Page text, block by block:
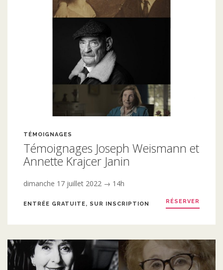
TÉMOIGNAGES
Témoignages Joseph Weismann et
Annette Krajcer Janin
dimanche 17 juillet 2022 → 14h
ENTRÉE GRATUITE, SUR INSCRIPTION RÉSERVER